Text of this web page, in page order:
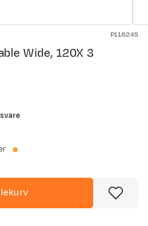
P116245
Wide, 120X 3